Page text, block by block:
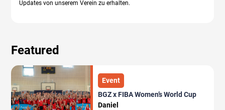
Updates von unserem Verein zu erhalten.
Featured
Event
BGZ x FIBA Women’s World Cup
Daniel